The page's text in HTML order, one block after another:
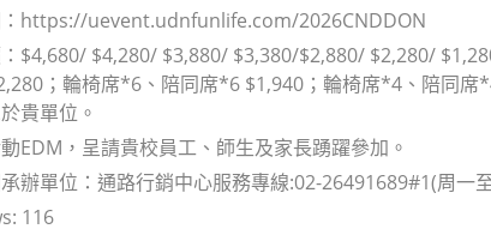
：https://uevent.udnfunlife.com/2026CNDDON
：$4,680/ $4,280/ $3,880/ $3,380/$2,880/ $2,280/
；輪椅席*6、陪同席*6 $1,940；輪椅席*4、陪同
貴單位。
EDM，呈請貴校員工、師生及家長踴躍參加。
辦單位：通路行銷中心服務專線:02-26491689#1(周一
116